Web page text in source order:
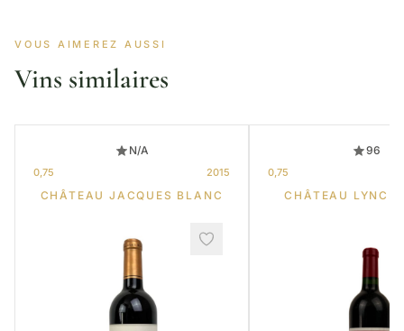
VOUS AIMEREZ AUSSI
Vins similaires
N/A
0,75 2015
CHÂTEAU JACQUES BLANC
96
0,75
CHÂTEAU LYNCH